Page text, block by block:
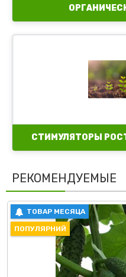
СТИМУЛЯТОРЫ
РЕКОМЕНДУЕМЫЕ
ТОВАР МЕСЯЦА
ПОПУЛЯРНИЙ